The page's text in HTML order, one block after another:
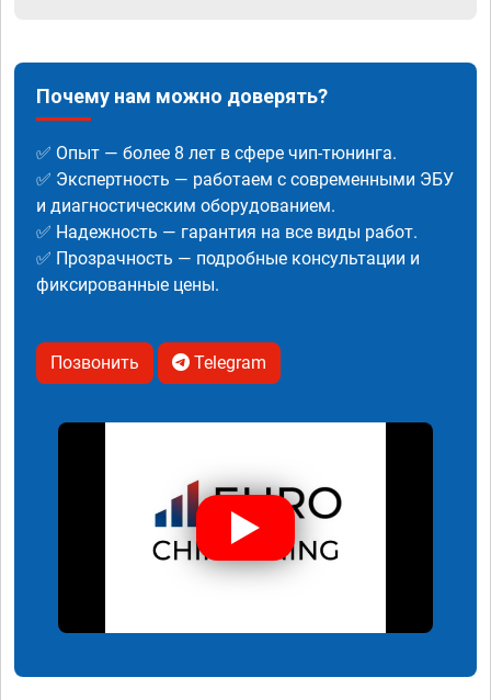
Почему нам можно доверять?
✅ Опыт — более 8 лет в сфере чип-тюнинга.
✅ Экспертность — работаем с современными ЭБУ
и диагностическим оборудованием.
✅ Надежность — гарантия на все виды работ.
✅ Прозрачность — подробные консультации и
фиксированные цены.
Позвонить Telegram